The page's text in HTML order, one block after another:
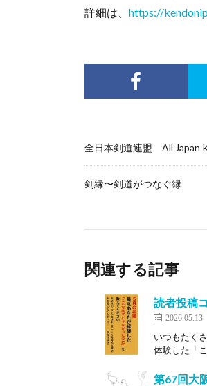
詳細は、 https://
全日本剣道連盟 All Japan
剣縁〜剣道がつなぐ縁
関連する記事
読者投稿
2026.05.13
いつもたく
体験した「
第67回大